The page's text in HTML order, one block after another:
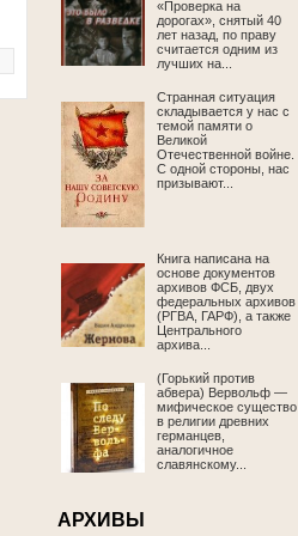
«Проверка на
дорогах», снятый 40
лет назад, по праву
считается одним из
лучших на...
Странная ситуация
складывается у нас с
темой памяти о
Великой
Отечественной войне.
С одной стороны, нас
призывают...
Книга написана на
основе документов
архивов ФСБ, двух
федеральных архивов
(РГВА, ГАРФ), а также
Центрального
архива...
(Горький против
абвера) Вервольф —
мифическое существо
в религии древних
германцев,
аналогичное
славянскому...
АРХИВЫ